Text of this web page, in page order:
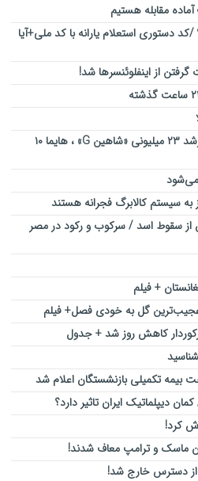
مقابله هستیم
دستوری استعلام یارانه با کد ملی+آیا
گرفتن از اینفلوئنسرها شد!
تاثیر استیضاح همتی در بازار / رشد ۲۳ میلیونی «شاهین G» ، هایما ۱۰
سقوط اسد / سرکوب و رکود در مصر
+ فیلم
عجیب‌ترین گل به خودی فصل+ فیلم
رکوردار کاهش روز شد + جدول
بیمه تکمیلی بازنشستگان اعلام شد
دیپلماتیک ایران تاثیر دارد؟
کرد!
از دسترس خارج شد!